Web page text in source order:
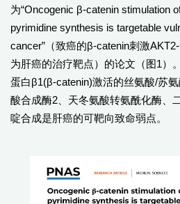
为“Oncogenic β-catenin stimulation
pyrimidine synthesis is targetable
cancer”（致癌的β-catenin刺激
为肝癌的治疗靶点）的论文（图1）
蛋白β1(β-catenin)激活的丝氨酸/苏
酸合成酶2、天冬氨酸转氨酰化酶、
啶合成是肝癌的可靶向致命弱点。